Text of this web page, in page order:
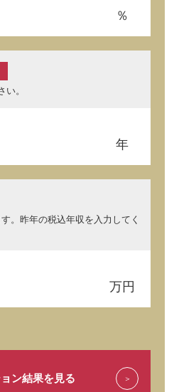
％
い。
年
。昨年の税込年収を入力してく
万円
ン結果を見る